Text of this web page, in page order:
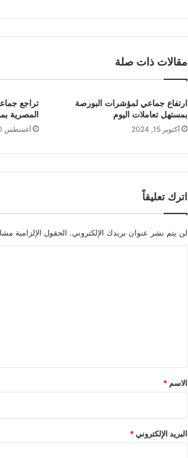
مقالات ذات صلة
ارتفاع جماعي لمؤشرات البورصة
بمستهل تعاملات اليوم
أكتوبر 15, 2024
تراجع
المصرية
أغسطس 10, 2023
اترك تعليقاً
لن يتم نشر عنوان بريدك الإلكتروني. الحقول الإلزامية
*
الاسم *
البريد الإلكتروني*